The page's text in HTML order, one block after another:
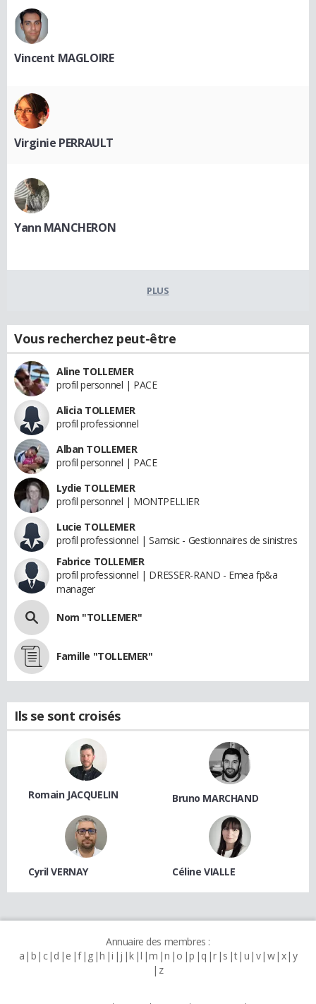
Vincent MAGLOIRE
Virginie PERRAULT
Yann MANCHERON
PLUS
Vous recherchez peut-être
Aline TOLLEMER
profil personnel | PACE
Alicia TOLLEMER
profil professionnel
Alban TOLLEMER
profil personnel | PACE
Lydie TOLLEMER
profil personnel | MONTPELLIER
Lucie TOLLEMER
profil professionnel | Samsic - Gestionnaires de sinistres
Fabrice TOLLEMER
profil professionnel | DRESSER-RAND - Emea fp&a
manager
Nom "TOLLEMER"
Famille "TOLLEMER"
Ils se sont croisés
Romain JACQUELIN Bruno MARCHAND
Cyril VERNAY Céline VIALLE
Annuaire des membres :
a b c d e f g h i j k l m n o p q r s t u v w x y
z